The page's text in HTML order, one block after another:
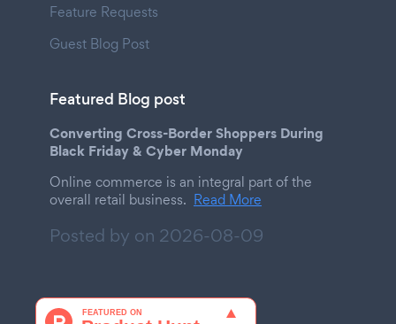
Feature Requests
Guest Blog Post
Featured Blog post
Converting Cross-Border Shoppers During
Black Friday & Cyber Monday
Online commerce is an integral part of the
overall retail business. Read More
Posted by on 2026-08-09